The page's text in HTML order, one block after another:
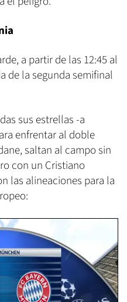
a partir de las 12:45 al
de la segunda semifinal
sus estrellas -a
enfrentar al doble
saltan al campo sin
con un Cristiano
las alineaciones para la